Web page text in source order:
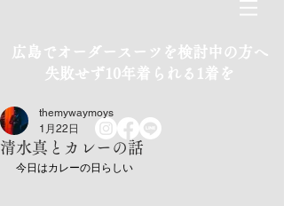
広島でオーダースーツを検討中の方へ
​失敗せず10年着られる1着を
清水真とカレーの話
themywaymoys
1月22日
今日はカレーの日らしい